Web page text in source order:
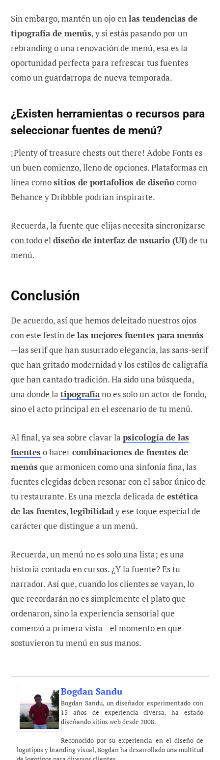
Sin embargo, mantén un ojo enlas tendencias de
tipografía de menús, y si estás pasando por un
rebranding o una renovación de menú, esa es la
oportunidad perfecta para refrescar tus fuentes
como un guardarropa de nueva temporada.
¿Existen herramientas o recursos para
seleccionar fuentes de menú?
¡Plenty of treasure chests out there! Adobe Fonts es
un buen comienzo, lleno de opciones. Plataformas en
línea comositios de portafolios de diseñocomo
Behance y Dribbble podrían inspirarte.
Recuerda, la fuente que elijas necesita sincronizarse
con todo eldiseño de interfaz de usuario (UI)de tu
menú.
Conclusión
De acuerdo, así que hemos deleitado nuestros ojos
con este festín de las mejores fuentes para menús
—las serif que han susurrado elegancia, las sans-serif
que han gritado modernidad y los estilos de caligrafía
que han cantado tradición. Ha sido una búsqueda,
una donde la tipografíano es solo un actor de fondo,
sino el acto principal en el escenario de tu menú.
Al final, ya sea sobre clavar la psicología de las
fuentes o hacercombinaciones de fuentes de
menús que armonicen como una sinfonía fina, las
fuentes elegidas deben resonar con el sabor único de
tu restaurante. Es una mezcla delicada de estética
de las fuentes,legibilidady ese toque especial de
carácter que distingue a un menú.
Recuerda, un menú no es solo una lista; es una
historia contada en cursos. ¿Y la fuente? Es tu
narrador. Así que, cuando los clientes se vayan, lo
que recordarán no es simplemente el plato que
ordenaron, sino la experiencia sensorial que
comenzó a primera vista—el momento en que
sostuvieron tu menú en sus manos.
Bogdan Sandu
Bogdan Sandu, un diseñador experimentado con
15 años de experiencia diversa, ha estado
diseñando sitios web desde 2008.
Reconocido por su experiencia en el diseño de
logotipos y branding visual, Bogdan ha desarrollado una multitud